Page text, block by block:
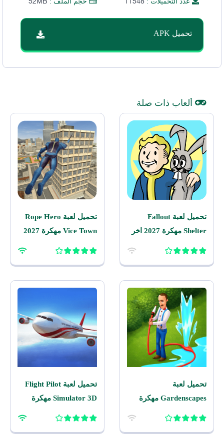
تحميل APK
ألعاب ذات صلة
تحميل لعبة Fallout
Shelter مهكرة 2027 اخر
تحميل لعبة Rope Hero
Vice Town مهكرة 2027
تحميل لعبة
Gardenscapes مهكرة
تحميل لعبة Flight Pilot
Simulator 3D مهكرة